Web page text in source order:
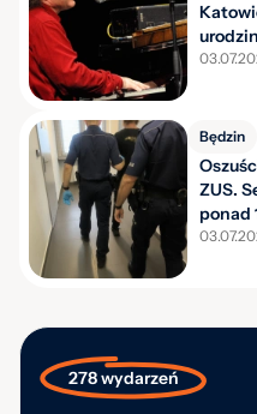
urodzin
Będzin
ZUS.
ponad
278 wydarzeń